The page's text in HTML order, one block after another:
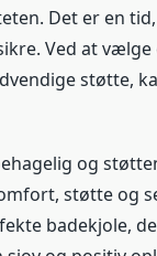
Det er en
Ved at vælge
støtte,
og
støtte og
badekjole,